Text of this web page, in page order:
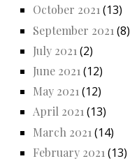
October 2021(13)
September 2021 (8)
July 2021 (2)
June 2021 (12)
May 2021(12)
April 2021(13)
March 2021 (14)
February 2021 (13)